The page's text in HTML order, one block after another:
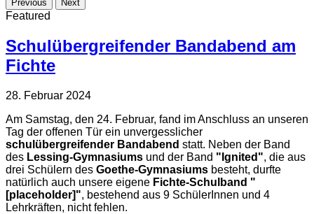
Previous Next
Featured
Schulübergreifender Bandabend am
Fichte
28. Februar 2024
Am Samstag, den 24. Februar, fand im Anschluss an unseren
Tag der offenen Tür ein unvergesslicher
schulübergreifender Bandabend statt. Neben der Band
des Lessing-Gymnasiums und der Band "Ignited", die aus
drei Schülern des Goethe-Gymnasiums besteht, durfte
natürlich auch unsere eigene Fichte-Schulband "
[placeholder]", bestehend aus 9 SchülerInnen und 4
Lehrkräften, nicht fehlen.